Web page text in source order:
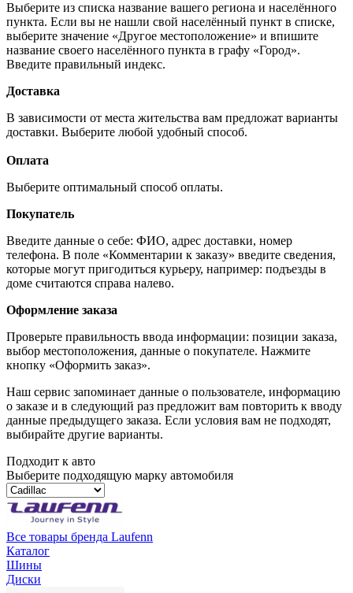
Выберите из списка название вашего региона и населённого
пункта. Если вы не нашли свой населённый пункт в списке,
выберите значение «Другое местоположение» и впишите
название своего населённого пункта в графу «Город».
Введите правильный индекс.
Доставка
В зависимости от места жительства вам предложат варианты
доставки. Выберите любой удобный способ.
Оплата
Выберите оптимальный способ оплаты.
Покупатель
Введите данные о себе: ФИО, адрес доставки, номер
телефона. В поле «Комментарии к заказу» введите сведения,
которые могут пригодиться курьеру, например: подъезды в
доме считаются справа налево.
Оформление заказа
Проверьте правильность ввода информации: позиции заказа,
выбор местоположения, данные о покупателе. Нажмите
кнопку «Оформить заказ».
Наш сервис запоминает данные о пользователе, информацию
о заказе и в следующий раз предложит вам повторить к вводу
данные предыдущего заказа. Если условия вам не подходят,
выбирайте другие варианты.
Подходит к авто
Выберите подходящую марку автомобиля
Все товары бренда Laufenn
Каталог
Шины
Диски